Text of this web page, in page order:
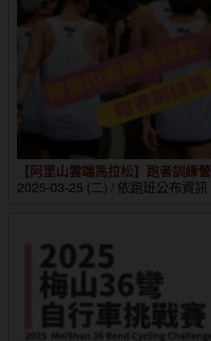
【阿里山雲端馬拉松】跑者訓練營
2025-03-25 (二) / 依跑班公布資訊